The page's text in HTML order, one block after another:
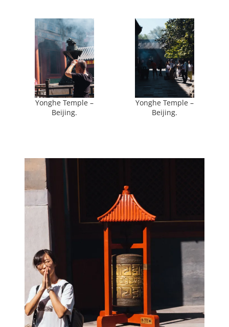
Yonghe Temple –
Beijing.
Yonghe Temple –
Beijing.